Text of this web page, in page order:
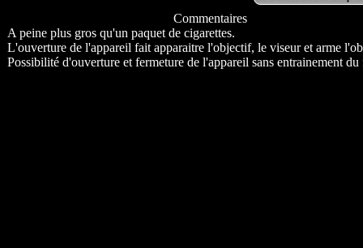
Commentaires
A peine plus gros qu'un paquet de cigarettes.
L'ouverture de l'appareil fait apparaitre l'objectif, le viseur et arme
Possibilité d'ouverture et fermeture de l'appareil sans entrainement